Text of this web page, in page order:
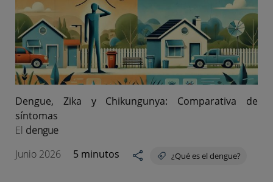
Dengue, Zika y Chikungunya: Comparativa de
síntomas
El dengue
Junio 2026
5 minutos ¿Qué es el dengue?